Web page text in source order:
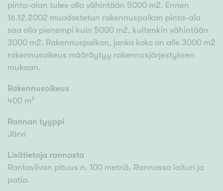
pinta-alan tulee olla vähintään 5000 m2. Ennen
16.12.2002 muodostetun rakennuspaikan pinta-ala
saa olla pienempi kuin 5000 m2, kuitenkin vähintään
3000 m2. Rakennuspaikan, jonka koko on alle 3000 m2
rakennusoikeus määräytyy rakennusjärjestyksen
mukaan.
Rakennusoikeus
400 m²
Rannan tyyppi
Järvi
Lisätietoja rannasta
Rantaviivan pituus n. 100 metriä. Rannassa laituri ja
patio.